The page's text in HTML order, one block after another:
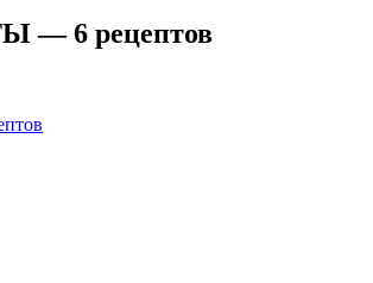
6 рецептов